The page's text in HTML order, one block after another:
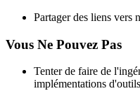
Partager des liens vers
Vous Ne Pouvez Pas
Tenter de faire de
implémentations d'outils